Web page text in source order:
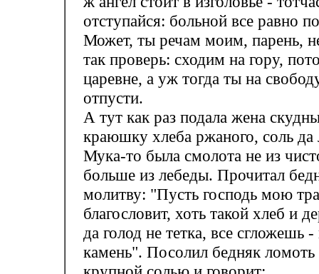
отступайся: больной все равно
Может, ты речам моим, парень,
так проверь: сходим на гору,
царевне, а уж тогда ты на
отпусти.
А тут как раз подала жена
краюшку хлеба ржаного, соль да
Мука-то была смолота не из
больше из лебеды. Прочитал
молитву: "Пусть господь мою
благословит, хоть такой хлеб и
да голод не тетка, все сгложешь
камень". Посолил бедняк ломоть